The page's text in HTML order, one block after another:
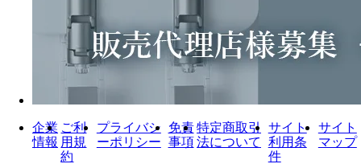
企業
情報
ご利
用規
約
プライバシ
ーポリシー
免責
事項
特定商取引
法について
サイト
利用条
件
サイト
マップ